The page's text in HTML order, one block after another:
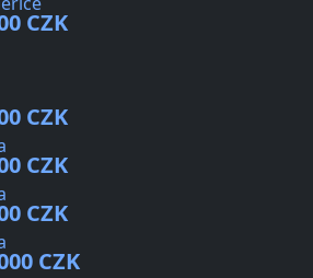
CZK
CZK
CZK
CZK
CZK